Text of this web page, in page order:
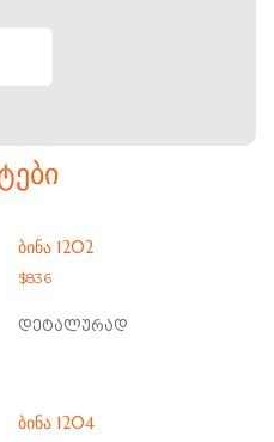
ᲑᲘᲜᲐ 1202
$836
დეტალურად
ᲑᲘᲜᲐ 1204